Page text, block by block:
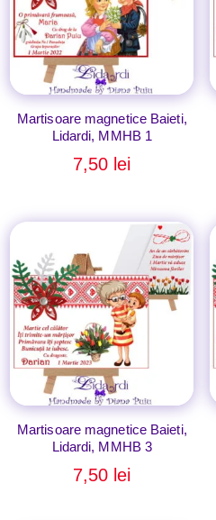
Martisoare magnetice Baieti,
Lidardi, MMHB 1
7,50 lei
Martisoare magnetice Baieti,
Lidardi, MMHB 3
7,50 lei